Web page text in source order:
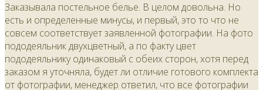
Заказывала постельное белье. В целом довольна. Но
есть и определенные минусы, и первый, это то что не
совсем соответствует заявленной фотографии. На фото
пододеяльник двухцветный, а по факту цвет
пододеяльнику одинаковый с обеих сторон, хотя перед
заказом я уточняла, будет ли отличие готового комплекта
от фотографии, менеджер ответил, что все фотографии